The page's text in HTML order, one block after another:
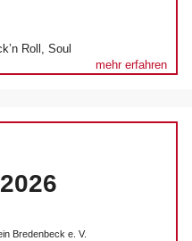
Roll, Soul
mehr erfahren
Bredenbeck e. V.